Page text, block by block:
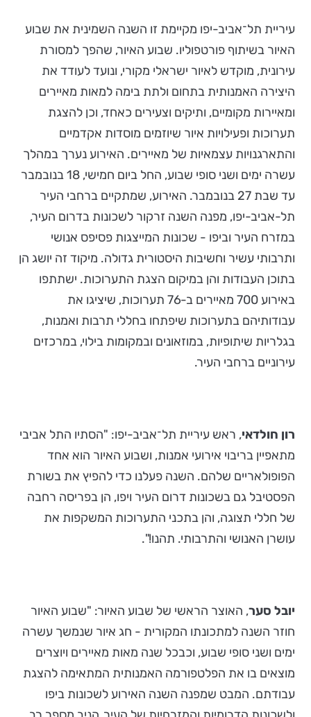
עיריית תל־אביב-יפו מקיימת זו השנה השמינית את שבוע
האיור בשיתוף פורטפוליו. שבוע האיור, שהפך למסורת
עירונית, מוקדש לאיור ישראלי מקורי, ונועד לעודד את
היצירה האמנותית בתחום ולתת בימה למאות מאיירים
ומאיירות מקומיים, ותיקים וצעירים כאחד, וכן להצגת
תערוכות ופעילויות איור שיוזמים מוסדות אקדמיים
והתארגנויות עצמאיות של מאיירים. האירוע נערך במהלך
עשרה ימים ושני סופי שבוע, החל ביום חמישי, 18 בנובמבר
עד שבת 27 בנובמבר. האירוע, שמתקיים ברחבי העיר
תל-אביב-יפו, מפנה השנה זרקור לשכונות בדרום העיר,
במזרח העיר וביפו - שכונות המייצגות פסיפס אנושי
ותרבותי עשיר וחשיבות היסטורית גדולה. מיקוד זה יושג הן
בתוכן העבודות והן במיקום הצגת התערוכות. ישתתפו
באירוע 700 מאיירים ב-76 תערוכות, שיציגו את
עבודותיהם בתערוכות שיפתחו בחללי תרבות ואמנות,
בגלריות שיתופיות, במוזאונים ובמקומות בילוי, במרכזים
עירוניים ברחבי העיר.
רון חולדאי, ראש עיריית תל־אביב-יפו: "הסתיו התל אביבי
מתאפיין בריבוי אירועי אמנות, ושבוע האיור הוא אחד
הפופולאריים שלהם. השנה פעלנו כדי להפיץ את בשורת
הפסטיבל גם בשכונות דרום העיר ויפו, הן בפריסה רחבה
של חללי תצוגה, והן בתכני התערוכות המשקפות את
עושרן האנושי והתרבותי. תהנו!".
יובל סער, האוצר הראשי של שבוע האיור: "שבוע האיור
חוזר השנה למתכונתו המקורית - חג איור שנמשך עשרה
ימים ושני סופי שבוע, וכבכל שנה מאות מאיירים ויוצרים
מוצאים בו את הפלטפורמה האמנותית המתאימה להצגת
עבודתם. המבט שמפנה השנה האירוע לשכונות ביפו